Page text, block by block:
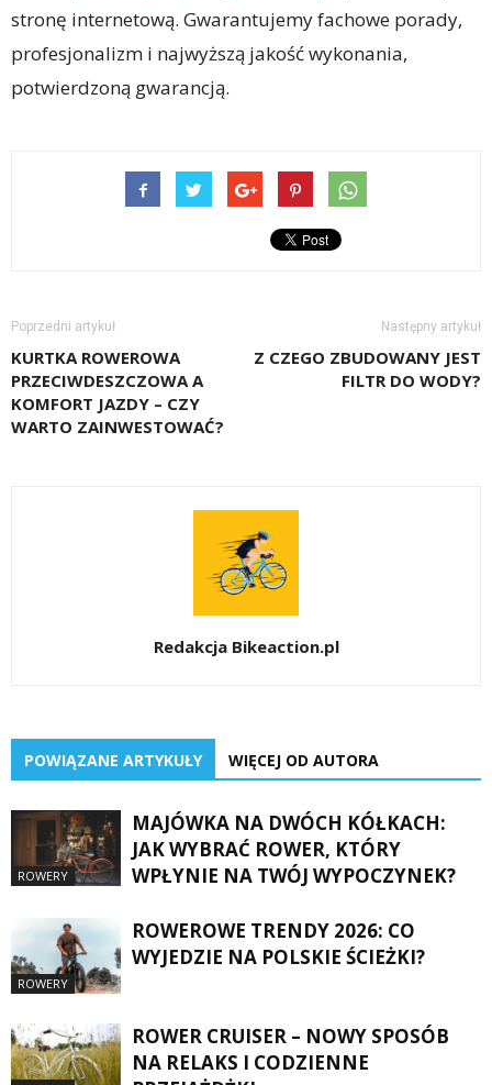
stronę internetową. Gwarantujemy fachowe porady,
profesjonalizm i najwyższą jakość wykonania,
potwierdzoną gwarancją.
Poprzedni artykuł
KURTKA ROWEROWA
PRZECIWDESZCZOWA A
KOMFORT JAZDY – CZY
WARTO ZAINWESTOWAĆ?
Następny artykuł
Z CZEGO ZBUDOWANY JEST
FILTR DO WODY?
Redakcja Bikeaction.pl
POWIĄZANE ARTYKUŁY WIĘCEJ OD AUTORA
ROWERY
MAJÓWKA NA DWÓCH KÓŁKACH:
JAK WYBRAĆ ROWER, KTÓRY
WPŁYNIE NA TWÓJ WYPOCZYNEK?
ROWERY
ROWEROWE TRENDY 2026: CO
WYJEDZIE NA POLSKIE ŚCIEŻKI?
ROWER CRUISER – NOWY SPOSÓB
NA RELAKS I CODZIENNE